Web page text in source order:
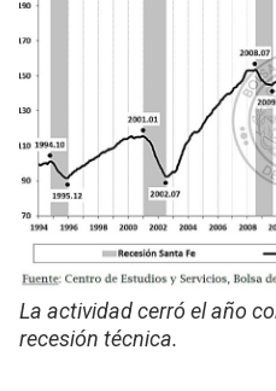
La actividad cerró el año
recesión técnica.